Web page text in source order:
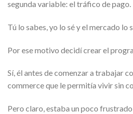
segunda variable: el tráfico de pago.
Tú lo sabes, yo lo sé y el mercado lo
Por ese motivo decidí crear el
Sí, él antes de comenzar a trabajar
commerce que le permitía vivir sin
Pero claro, estaba un poco